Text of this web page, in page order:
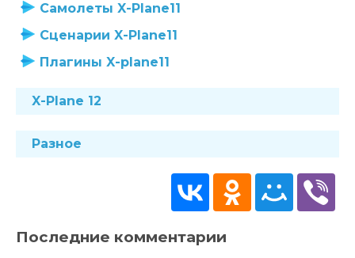
Самолеты X-Plane11
Сценарии X-Plane11
Плагины X-plane11
X-Plane 12
Разное
Последние комментарии